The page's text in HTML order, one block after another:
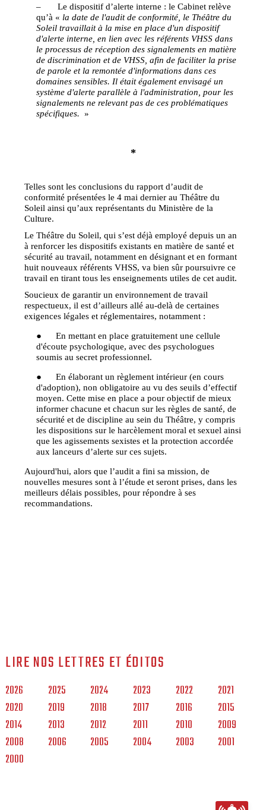
– Le dispositif d’alerte interne : le Cabinet relève
qu’à « la date de l'audit de conformité, le Théâtre du
Soleil travaillait à la mise en place d'un dispositif
d'alerte interne, en lien avec les référents VHSS dans
le processus de réception des signalements en matière
de discrimination et de VHSS, afin de faciliter la prise
de parole et la remontée d'informations dans ces
domaines sensibles. Il était également envisagé un
système d'alerte parallèle à l'administration, pour les
signalements ne relevant pas de ces problématiques
spécifiques. »
*
Telles sont les conclusions du rapport d’audit de
conformité présentées le 4 mai dernier au Théâtre du
Soleil ainsi qu’aux représentants du Ministère de la
Culture.
Le Théâtre du Soleil, qui s’est déjà employé depuis un an
à renforcer les dispositifs existants en matière de santé et
sécurité au travail, notamment en désignant et en formant
huit nouveaux référents VHSS, va bien sûr poursuivre ce
travail en tirant tous les enseignements utiles de cet audit.
Soucieux de garantir un environnement de travail
respectueux, il est d’ailleurs allé au-delà de certaines
exigences légales et réglementaires, notamment :
● En mettant en place gratuitement une cellule
d'écoute psychologique, avec des psychologues
soumis au secret professionnel.
● En élaborant un règlement intérieur (en cours
d'adoption), non obligatoire au vu des seuils d’effectif
moyen. Cette mise en place a pour objectif de mieux
informer chacune et chacun sur les règles de santé, de
sécurité et de discipline au sein du Théâtre, y compris
les dispositions sur le harcèlement moral et sexuel ainsi
que les agissements sexistes et la protection accordée
aux lanceurs d’alerte sur ces sujets.
Aujourd'hui, alors que l’audit a fini sa mission, de
nouvelles mesures sont à l’étude et seront prises, dans les
meilleurs délais possibles, pour répondre à ses
recommandations.
LIRE NOS LETTRES ET ÉDITOS
2026 2025 2024 2023 2022
2021
2020
2019 2018 2017 2016
2015
2014
2013 2012 2011 2010
2009
2008
2006 2005 2004 2003
2001
2000